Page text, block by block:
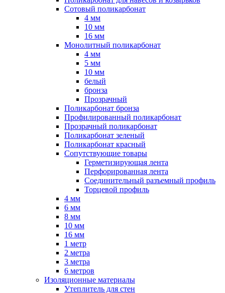
Сотовый поликарбонат
4 мм
10 мм
16 мм
Монолитный поликарбонат
4 мм
5 мм
10 мм
белый
бронза
Прозрачный
Поликарбонат бронза
Профилированный поликарбонат
Прозрачный поликарбонат
Поликарбонат зеленый
Поликарбонат красный
Сопутствующие товары
Герметизирующая лента
Перфорированная лента
Соединительный разъемный профиль
Торцевой профиль
4 мм
6 мм
8 мм
10 мм
16 мм
1 метр
2 метра
3 метра
6 метров
Изоляционные материалы
Утеплитель для стен